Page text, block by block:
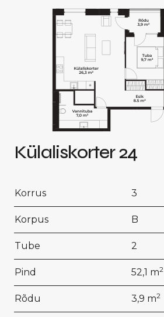
Külaliskorter 24
Korrus 3
Korpus B
Tube 2
Pind 52,1 m2
Rõdu 3,9 m2